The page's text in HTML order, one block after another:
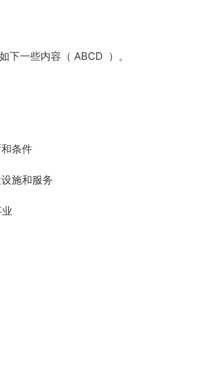
下一些内容（ ABCD ）。
条件
施和服务